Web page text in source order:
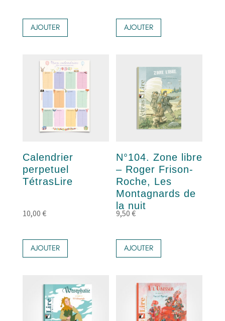
AJOUTER AJOUTER
Calendrier
perpetuel
TétrasLire
10,00 €
AJOUTER
N°104. Zone libre
– Roger Frison-
Roche, Les
Montagnards de
la nuit
9,50€
AJOUTER